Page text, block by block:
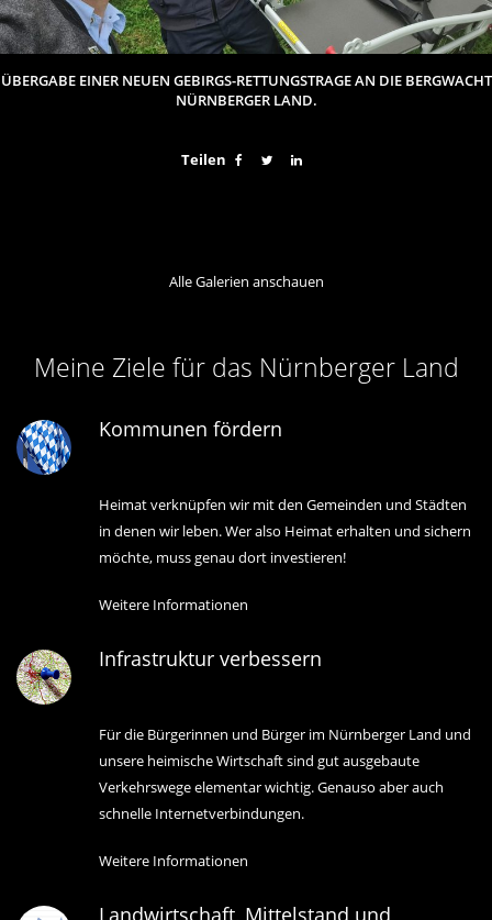
ÜBERGABE EINER NEUEN GEBIRGS-RETTUNGSTRAGE AN DIE BERGWACHT
NÜRNBERGER LAND.
Teilen
Alle Galerien anschauen
Meine Ziele für das Nürnberger Land
Kommunen fördern
Heimat verknüpfen wir mit den Gemeinden und Städten
in denen wir leben. Wer also Heimat erhalten und sichern
möchte, muss genau dort investieren!
Weitere Informationen
Infrastruktur verbessern
Für die Bürgerinnen und Bürger im Nürnberger Land und
unsere heimische Wirtschaft sind gut ausgebaute
Verkehrswege elementar wichtig. Genauso aber auch
schnelle Internetverbindungen.
Weitere Informationen
Landwirtschaft, Mittelstand und